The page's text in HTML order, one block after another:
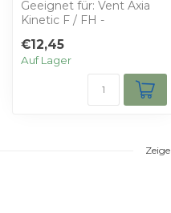
Geeignet für: Vent Axia
Kinetic F / FH -
eigenen Rabatt - Si...
€12,45
Auf Lager
Zeige